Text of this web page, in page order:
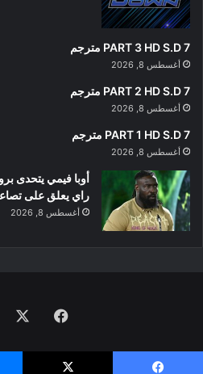
PART 3 HD S.D 7 مترجم
أغسطس 8, 2026
PART 2 HD S.D 7 مترجم
أغسطس 8, 2026
PART 1 HD S.D 7 مترجم
أغسطس 8, 2026
أوبا فيمي يتحدى
راي يعلق على
أغسطس 8, 2026
فيسبوك